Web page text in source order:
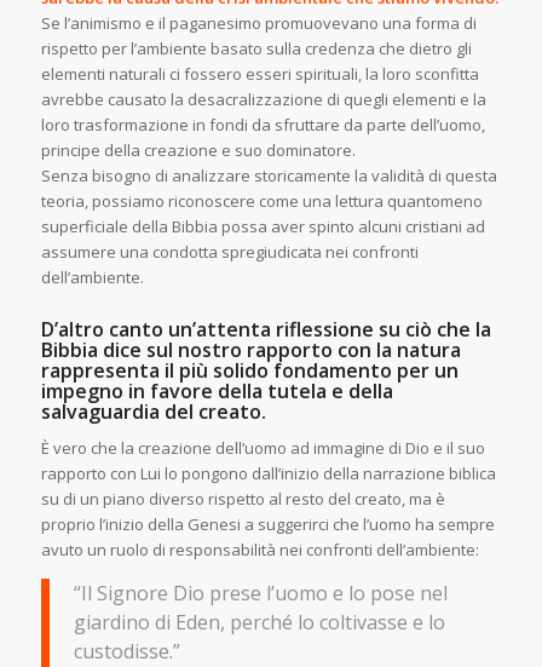
Se l’animismo e il paganesimo promuovevano una forma di
rispetto per l’ambiente basato sulla credenza che dietro gli
elementi naturali ci fossero esseri spirituali, la loro sconfitta
avrebbe causato la desacralizzazione di quegli elementi e la
loro trasformazione in fondi da sfruttare da parte dell’uomo,
principe della creazione e suo dominatore.
Senza bisogno di analizzare storicamente la validità di questa
teoria, possiamo riconoscere come una lettura quantomeno
superficiale della Bibbia possa aver spinto alcuni cristiani ad
assumere una condotta spregiudicata nei confronti
dell’ambiente.
D’altro canto un’attenta riflessione su ciò che la
Bibbia dice sul nostro rapporto con la natura
rappresenta il più solido fondamento per un
impegno in favore della tutela e della
salvaguardia del creato.
È vero che la creazione dell’uomo ad immagine di Dio e il suo
rapporto con Lui lo pongono dall’inizio della narrazione biblica
su di un piano diverso rispetto al resto del creato, ma è
proprio l’inizio della Genesi a suggerirci che l’uomo ha sempre
avuto un ruolo di responsabilità nei confronti dell’ambiente:
“Il Signore Dio prese l’uomo e lo pose nel
giardino di Eden, perché lo coltivasse e lo
custodisse.”